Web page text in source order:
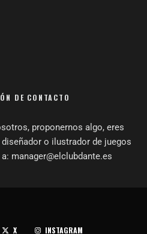
DE CONTACTO
proponernos algo, eres
o ilustrador de juegos
manager@elclubdante.es
X INSTAGRAM